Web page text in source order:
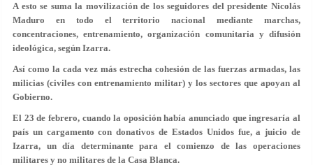
A esto se suma la movilización de los seguidores del presidente Nicolás
Maduro en todo el territorio nacional mediante marchas,
concentraciones, entrenamiento, organización comunitaria y difusión
ideológica, según Izarra.
Así como la cada vez más estrecha cohesión de las fuerzas armadas, las
milicias (civiles con entrenamiento militar) y los sectores que apoyan al
Gobierno.
El 23 de febrero, cuando la oposición había anunciado que ingresaría al
país un cargamento con donativos de Estados Unidos fue, a juicio de
Izarra, un día determinante para el comienzo de las operaciones
militares y no militares de la Casa Blanca.